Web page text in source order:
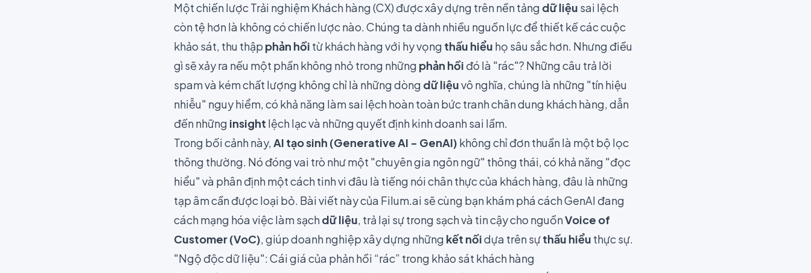
Một chiến lược Trải nghiệm Khách hàng (CX) được xây dựng trên nền tảng dữ liệu sai lệch
còn tệ hơn là không có chiến lược nào. Chúng ta dành nhiều nguồn lực để thiết kế các cuộc
khảo sát, thu thập phản hồi từ khách hàng với hy vọng thấu hiểu họ sâu sắc hơn. Nhưng điều
gì sẽ xảy ra nếu một phần không nhỏ trong những phản hồi đó là "rác"? Những câu trả lời
spam và kém chất lượng không chỉ là những dòng dữ liệuvô nghĩa, chúng là những "tín hiệu
nhiễu" nguy hiểm, có khả năng làm sai lệch hoàn toàn bức tranh chân dung khách hàng, dẫn
đến những insight lệch lạc và những quyết định kinh doanh sai lầm.
Trong bối cảnh này,AI tạo sinh (Generative AI - GenAI) không chỉ đơn thuần là một bộ lọc
thông thường. Nó đóng vai trò như một "chuyên gia ngôn ngữ" thông thái, có khả năng "đọc
hiểu" và phân định một cách tinh vi đâu là tiếng nói chân thực của khách hàng, đâu là những
tạp âm cần được loại bỏ. Bài viết này của Filum.ai sẽ cùng bạn khám phá cách GenAI đang
cách mạng hóa việc làm sạchdữ liệu, trả lại sự trong sạch và tin cậy cho nguồnVoice of
Customer (VoC), giúp doanh nghiệp xây dựng những kết nốidựa trên sựthấu hiểu thực sự.
"Ngộ độc dữ liệu": Cái giá của phản hồi “rác” trong khảo sát khách hàng